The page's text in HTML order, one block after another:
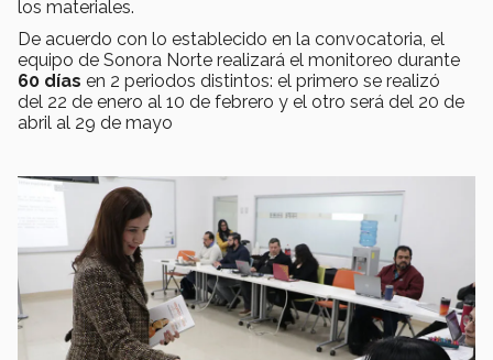
los materiales.
De acuerdo con lo establecido en la convocatoria, el
equipo de Sonora Norte realizará el monitoreo durante
60 días en 2 periodos distintos: el primero se realizó
del 22 de enero al 10 de febrero y el otro será del 20 de
abril al 29 de mayo